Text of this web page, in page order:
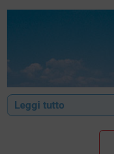
Leggi tutto